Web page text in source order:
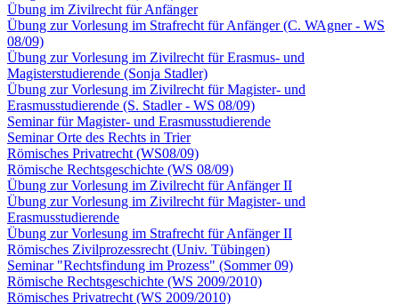
Übung im Zivilrecht für Anfänger
Übung zur Vorlesung im Strafrecht für Anfänger (C. WAgner - WS
08/09)
Übung zur Vorlesung im Zivilrecht für Erasmus- und
Magisterstudierende (Sonja Stadler)
Übung zur Vorlesung im Zivilrecht für Magister- und
Erasmusstudierende (S. Stadler - WS 08/09)
Seminar für Magister- und Erasmusstudierende
Seminar Orte des Rechts in Trier
Römisches Privatrecht (WS08/09)
Römische Rechtsgeschichte (WS 08/09)
Übung zur Vorlesung im Zivilrecht für Anfänger II
Übung zur Vorlesung im Zivilrecht für Magister- und
Erasmusstudierende
Übung zur Vorlesung im Strafrecht für Anfänger II
Römisches Zivilprozessrecht (Univ. Tübingen)
Seminar "Rechtsfindung im Prozess" (Sommer 09)
Römische Rechtsgeschichte (WS 2009/2010)
Römisches Privatrecht (WS 2009/2010)